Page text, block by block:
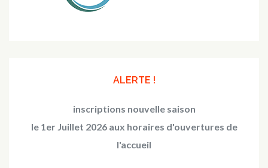
ALERTE !
inscriptions nouvelle saison
le 1er Juillet 2026 aux horaires d'ouvertures de
l'accueil